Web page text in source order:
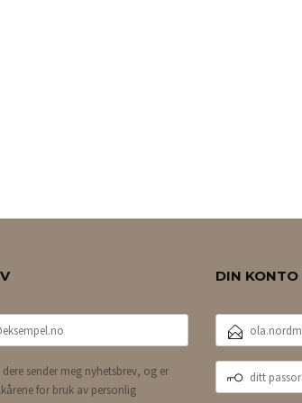
sender meg nyhetsbrev, og er
for bruk av personlig
DIN KONTO
POSTADRESSE
PASSORD